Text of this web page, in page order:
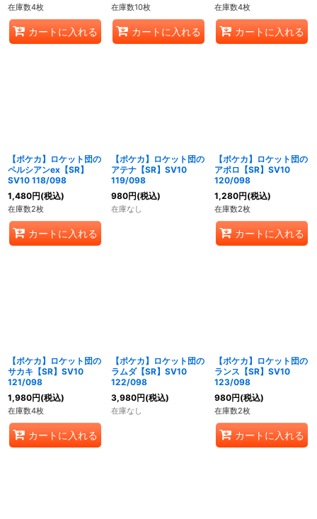
在庫数4枚
カートに入れる
在庫数10枚
カートに入れる
在庫数4枚
カートに入れる
【ポケカ】ロケット団の
ペルシアンex【SR】
SV10 118/098
1,480円(税込)
在庫数2枚
カートに入れる
【ポケカ】ロケット団の
アテナ【SR】SV10
119/098
980円(税込)
在庫なし
【ポケカ】ロケット団の
アポロ【SR】SV10
120/098
1,280円(税込)
在庫数2枚
カートに入れる
【ポケカ】ロケット団の
サカキ【SR】SV10
121/098
1,980円(税込)
在庫数4枚
カートに入れる
【ポケカ】ロケット団の
ラムダ【SR】SV10
122/098
3,980円(税込)
在庫なし
【ポケカ】ロケット団の
ランス【SR】SV10
123/098
980円(税込)
在庫数2枚
カートに入れる